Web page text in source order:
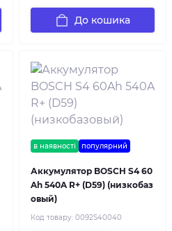
До кошика
в наявності популярний
Аккумулятор BOSCH S4 60
Ah 540A R+ (D59) (низкобаз
овый)
Код товару: 0092S40040